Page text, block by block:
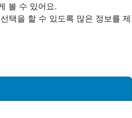
볼 수 있어요.
택을 할 수 있도록 많은 정보를 제